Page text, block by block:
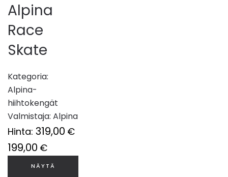
Alpina
Race
Skate
Kategoria:
Alpina-
hiihtokengät
Valmistaja: Alpina
Hinta: 319,00 €
199,00 €
NÄYTÄ